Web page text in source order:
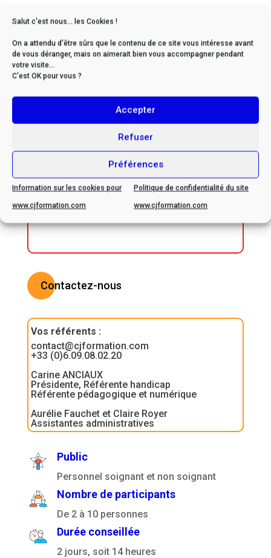
Salut c'est nous... les Cookies !
On a attendu d'être sûrs que le contenu de ce site vous intéresse avant
de vous déranger, mais on aimerait bien vous accompagner pendant
votre visite...
C'est OK pour vous ?
Accepter
Refuser
Préférences
Information sur les cookies pour
www.cjformation.com
Politique de confidentialité du site
www.cjformation.com
FICHE MISE À JOUR EN :
mai, 2024
* Si vous êtes en situation
de handicap, veuillez nous
contacter afin d’envisager
ensemble les possibilités
Contactez-nous
Vos référents :
contact@cjformation.com
+33 (0)6.09.08.02.20
Carine ANCIAUX
Présidente, Référente handicap
Référente pédagogique et numérique
Aurélie Fauchet et Claire Royer
Assistantes administratives
Public
Personnel soignant et non soignant
Nombre de participants
De 2 à 10 personnes
Durée conseillée
2 jours, soit 14 heures